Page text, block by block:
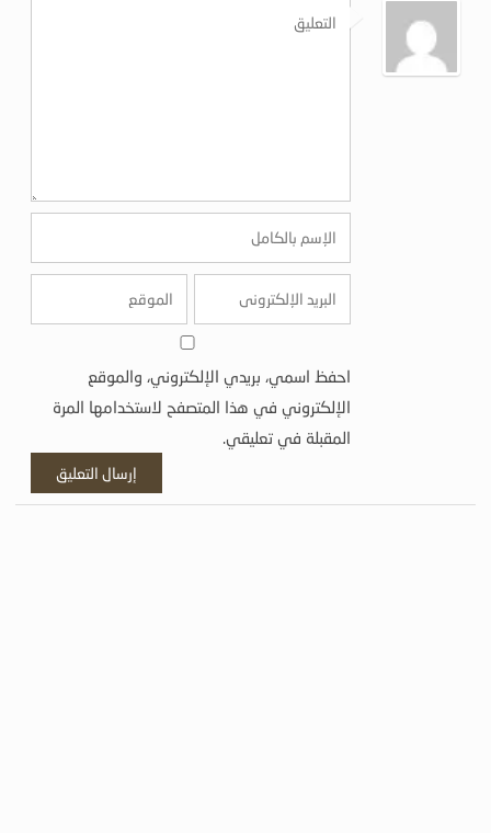
احفظ اسمي، بريدي الإلكتروني، والموقع
الإلكتروني في هذا المتصفح لاستخدامها المرة
المقبلة في تعليقي.